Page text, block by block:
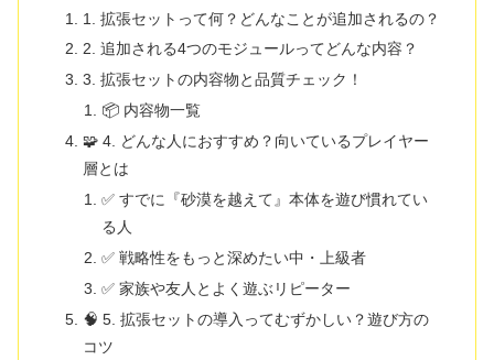
1. 拡張セットって何？どんなことが追加されるの？
2. 追加される4つのモジュールってどんな内容？
3. 拡張セットの内容物と品質チェック！
📦 内容物一覧
🧩 4. どんな人におすすめ？向いているプレイヤー
層とは
✅ すでに『砂漠を越えて』本体を遊び慣れてい
る人
✅ 戦略性をもっと深めたい中・上級者
✅ 家族や友人とよく遊ぶリピーター
🧠 5. 拡張セットの導入ってむずかしい？遊び方の
コツ